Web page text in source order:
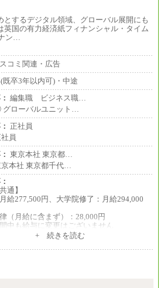
するデジタル領域、グローバル展開にも
英国の有力経済紙フィナンシャル・タイム
ン…
コミ関連・広告
既卒3年以内可)・中途
編集職 ビジネス職…
ローバルユニット…
正社員
員
東京本社 東京都…
京本社 東京都千代…
通】
給277,500円、大学院修了：月給294,000
（月給に含まず）：28,000円
中も給与に変更はございません
円～
+ 続きを読む